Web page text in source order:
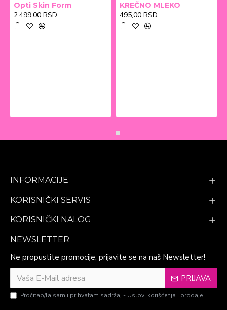
Opti Skin Form
2.499,00 RSD
KREČNO MLEKO
495,00 RSD
INFORMACIJE
KORISNIČKI SERVIS
KORISNIČKI NALOG
NEWSLETTER
Ne propustite promocije, prijavite se na naš Newsletter!
PRIJAVA
Pročitao/la sam i prihvatam sadržaj - Uslovi korišćenja i prodaje